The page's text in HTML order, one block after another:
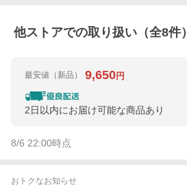
他ストアでの取り扱い（全8件）
最安値 （新品） 9,650円
2日以内にお届け可能な商品あり
8/6 22:00時点
おトクなお知らせ